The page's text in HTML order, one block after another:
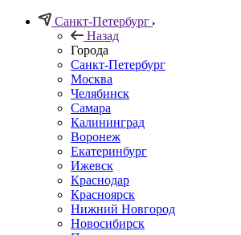
Санкт-Петербург
Назад
Города
Санкт-Петербург
Москва
Челябинск
Самара
Калининград
Воронеж
Екатеринбург
Ижевск
Краснодар
Красноярск
Нижний Новгород
Новосибирск